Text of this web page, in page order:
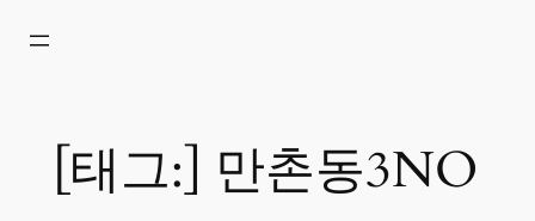
[태그:] 만촌동3NO